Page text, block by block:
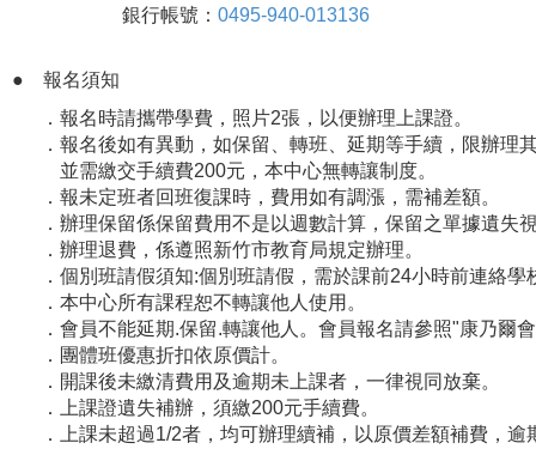
銀行帳號： 0495-940-013136
●
報名須知
．報名時請攜帶學費，照片2張，以便辦理上課證。
．報名後如有異動，如保留、轉班、延期等手續，限辦理
並需繳交手續費200元，本中心無轉讓制度。
．報未定班者回班復課時，費用如有調漲，需補差額。
．辦理保留係保留費用不是以週數計算，保留之單據遺失
．辦理退費，係遵照新竹市教育局規定辦理。
．個別班請假須知:個別班請假，需於課前24小時前連絡
．本中心所有課程恕不轉讓他人使用。
．會員不能延期.保留.轉讓他人。會員報名請參照"康乃爾
．團體班優惠折扣依原價計。
．開課後未繳清費用及逾期未上課者，一律視同放棄。
．上課證遺失補辦，須繳200元手續費。
．上課未超過1/2者，均可辦理續補，以原價差額補費，逾